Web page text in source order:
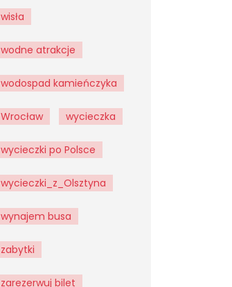
wisła
wodne atrakcje
wodospad kamieńczyka
Wrocław wycieczka
wycieczki po Polsce
wycieczki_z_Olsztyna
wynajem busa
zabytki
zarezerwuj bilet